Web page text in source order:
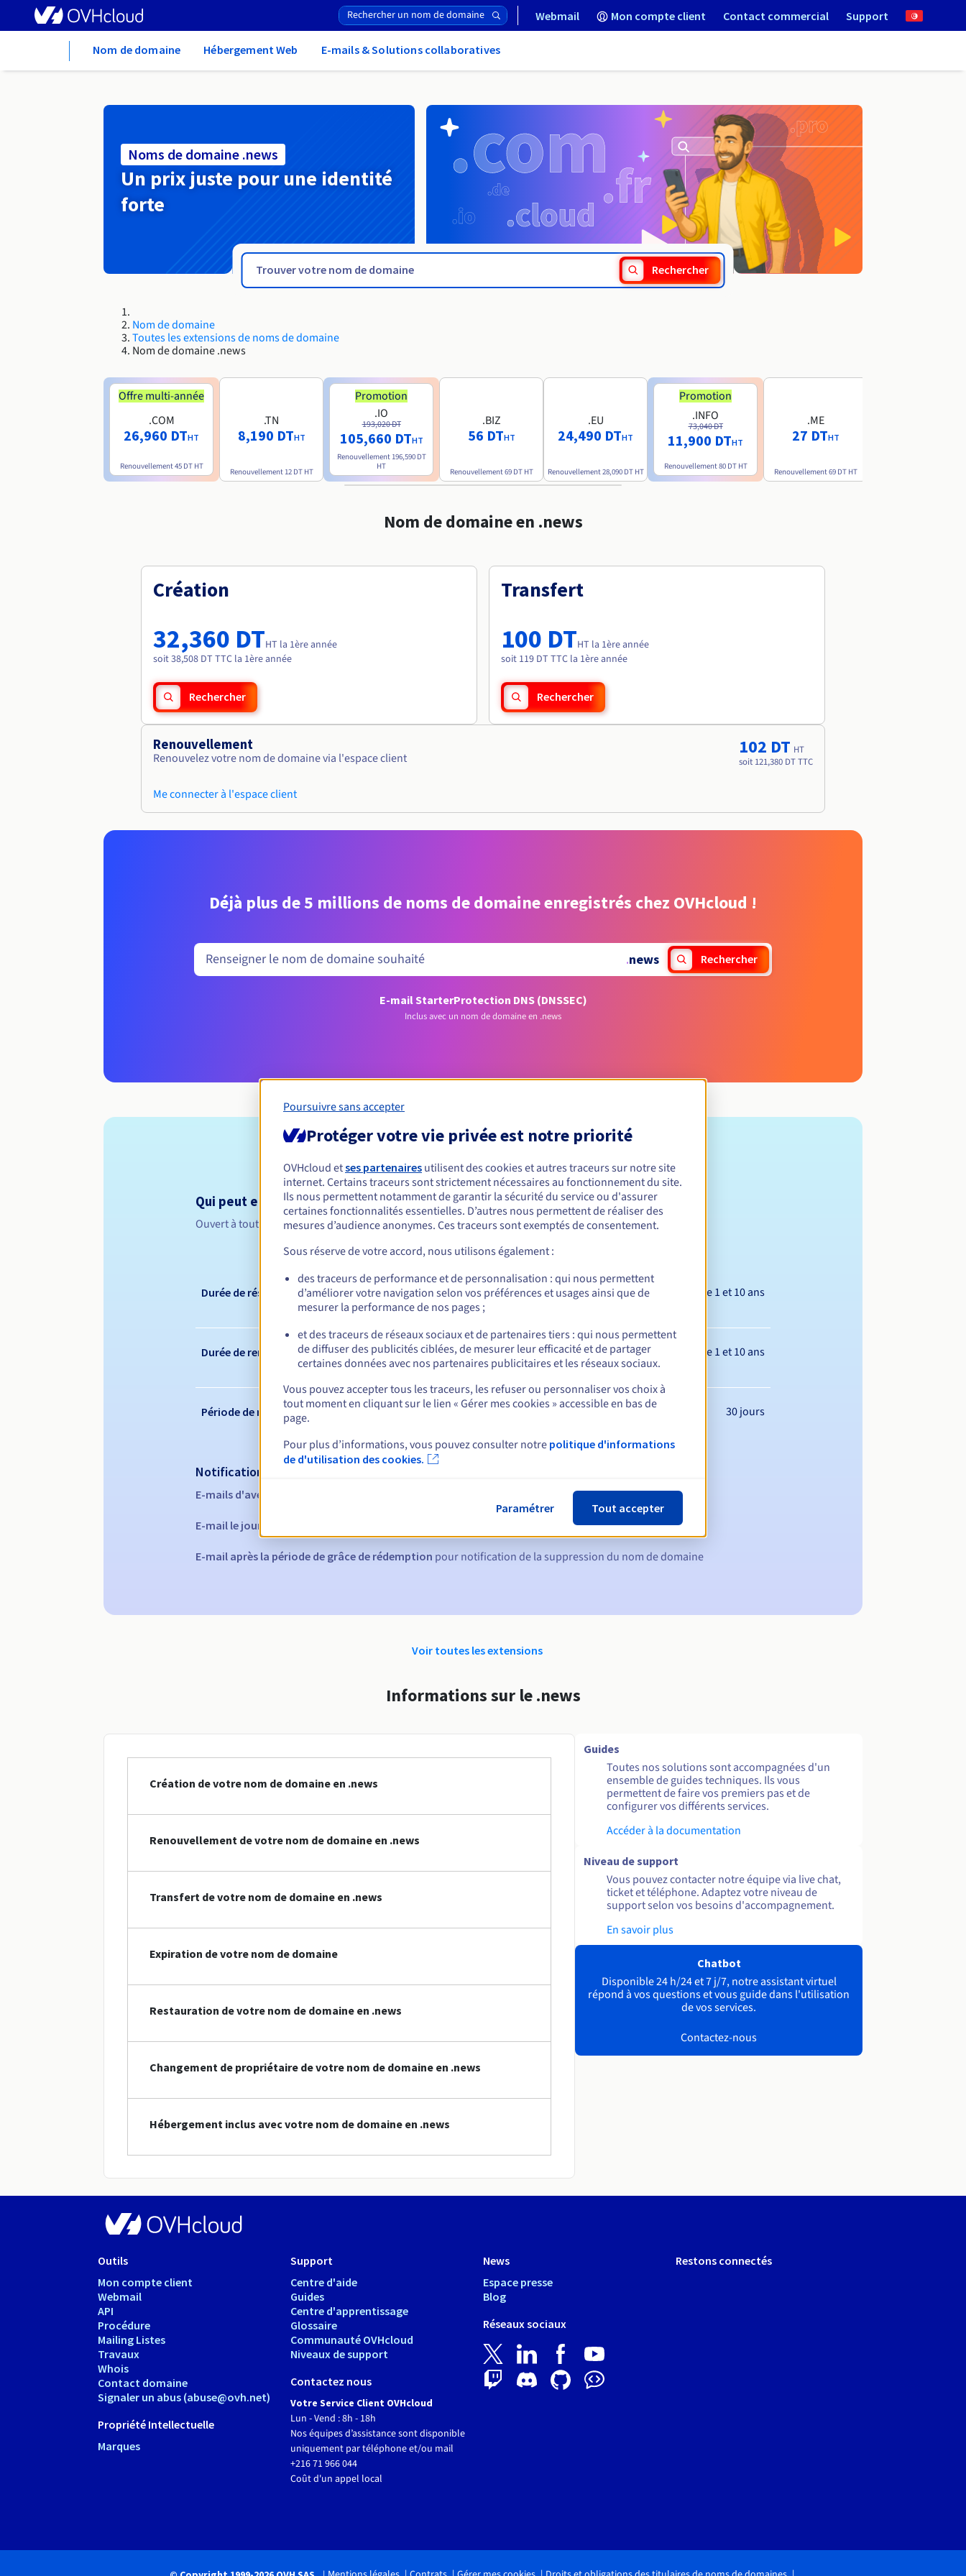
Webmail Mon compte client Contact commercial Support
Nom de domaine Hébergement Web E-mails & Solutions collaboratives
Noms de domaine .news
Un prix juste pour une identité
forte
Rechercher
Nom de domaine
Toutes les extensions de noms de domaine
Nom de domaine .news
Offre multi-année
.COM
26,960 DTHT
Renouvellement45 DT HT
.TN
8,190 DTHT
Renouvellement 12 DT HT
Promotion
.IO
193,020 DT
105,660 DTHT
Renouvellement 196,590 DT
HT
.BIZ
56 DTHT
Renouvellement69 DT HT
.EU
24,490 DTHT
Renouvellement28,090 DT HT
Promotion
.INFO
73,040 DT
11,900 DTHT
Renouvellement80 DT HT
.ME
27 DTHT
Renouvellement69 DT HT
Nom de domaine en .news
Création
32,360 DTHT la 1ère année
soit 38,508 DT TTC la 1ère année
Rechercher
Transfert
100 DTHT la 1ère année
soit 119 DT TTC la 1ère année
Rechercher
Renouvellement
Renouvelez votre nom de domaine via l'espace client
Me connecter à l'espace client
102 DT HT
soit 121,380 DT TTC
Déjà plus de 5 millions de noms de domaine enregistrés chez OVHcloud !
.news Rechercher
E-mail StarterProtection DNS (DNSSEC)
Inclus avec un nom de domaine en .news
Conditions d'éligibilité
Qui peut enregistrer un .news ?
Ouvert à toutes les personnes physiques ou morales, sans restriction géographique.
Règles de gestion et notifications
Durée de réservation Entre 1 et 10 ans
Durée de renouvellement Entre 1 et 10 ans
Période de rédemption 30 jours
Notifications automatiques :
E-mails d'avertissement :
E-mail le jour de l'expiration pour notification de la suspension du nom de domaine
E-mail après la période de grâce de rédemption pour notification de la suppression du nom de domaine
Voir toutes les extensions
Informations sur le .news
Création de votre nom de domaine en .news
Renouvellement de votre nom de domaine en .news
Transfert de votre nom de domaine en .news
Expiration de votre nom de domaine
Restauration de votre nom de domaine en .news
Changement de propriétaire de votre nom de domaine en .news
Hébergement inclus avec votre nom de domaine en .news
Guides
Toutes nos solutions sont accompagnées d'un
ensemble de guides techniques. Ils vous
permettent de faire vos premiers pas et de
configurer vos différents services.
Accéder à la documentation
Niveau de support
Vous pouvez contacter notre équipe via live chat,
ticket et téléphone. Adaptez votre niveau de
support selon vos besoins d'accompagnement.
En savoir plus
Chatbot
Disponible 24 h/24 et 7 j/7, notre assistant virtuel
répond à vos questions et vous guide dans l'utilisation
de vos services.
Contactez-nous
Outils
Mon compte client
Webmail
API
Procédure
Mailing Listes
Travaux
Whois
Contact domaine
Signaler un abus (abuse@ovh.net)
Propriété Intellectuelle
Marques
Support
Centre d'aide
Guides
Centre d'apprentissage
Glossaire
Communauté OVHcloud
Niveaux de support
Contactez nous
Votre Service Client OVHcloud
Lun - Vend : 8h - 18h
Nos équipes d’assistance sont disponible
uniquement par téléphone et/ou mail
+216 71 966 044
Coût d'un appel local
News
Espace presse
Blog
Réseaux sociaux
Restons connectés
Poursuivre sans accepter
Protéger votre vie privée est notre priorité
OVHcloud etses partenaires utilisent des cookies et autres traceurs sur notre site
internet. Certains traceurs sont strictement nécessaires au fonctionnement du site.
Ils nous permettent notamment de garantir la sécurité du service ou d'assurer
certaines fonctionnalités essentielles. D’autres nous permettent de réaliser des
mesures d’audience anonymes. Ces traceurs sont exemptés de consentement.
Sous réserve de votre accord, nous utilisons également :
des traceurs de performance et de personnalisation : qui nous permettent
d’améliorer votre navigation selon vos préférences et usages ainsi que de
mesurer la performance de nos pages ;
et des traceurs de réseaux sociaux et de partenaires tiers : qui nous permettent
de diffuser des publicités ciblées, de mesurer leur efficacité et de partager
certaines données avec nos partenaires publicitaires et les réseaux sociaux.
Vous pouvez accepter tous les traceurs, les refuser ou personnaliser vos choix à
tout moment en cliquant sur le lien « Gérer mes cookies » accessible en bas de
page.
Pour plus d’informations, vous pouvez consulter notre politique d'informations
de d'utilisation des cookies.
Paramétrer Tout accepter